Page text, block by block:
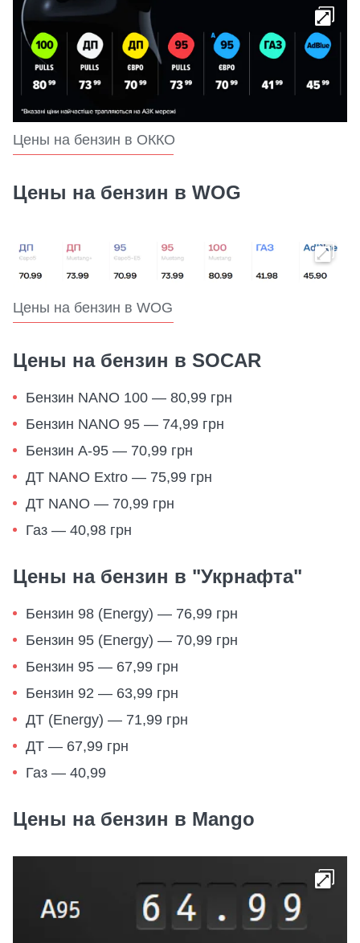
Цены на бензин в ОККО
Цены на бензин в WOG
Цены на бензин в WOG
Цены на бензин в SOCAR
Бензин NANO 100 — 80,99 грн
Бензин NANO 95 — 74,99 грн
Бензин А-95 — 70,99 грн
ДТ NANO Extro — 75,99 грн
ДТ NANO — 70,99 грн
Газ — 40,98 грн
Цены на бензин в "Укрнафта"
Бензин 98 (Energy) — 76,99 грн
Бензин 95 (Energy) — 70,99 грн
Бензин 95 — 67,99 грн
Бензин 92 — 63,99 грн
ДТ (Energy) — 71,99 грн
ДТ — 67,99 грн
Газ — 40,99
Цены на бензин в Mango